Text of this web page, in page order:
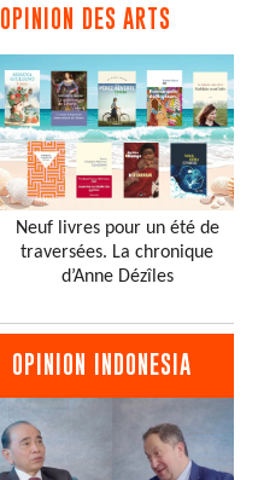
OPINION DES ARTS
Neuf livres pour un été de
traversées. La chronique
d’Anne Dézîles
OPINION INDONESIA